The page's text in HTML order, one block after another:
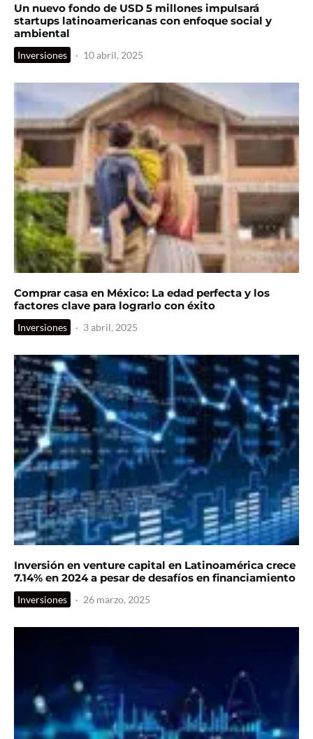
Un nuevo fondo de USD 5 millones impulsará
startups latinoamericanas con enfoque social y
ambiental
Inversiones · 10 abril, 2025
Comprar casa en México: La edad perfecta y los
factores clave para lograrlo con éxito
Inversiones · 3 abril, 2025
Inversión en venture capital en Latinoamérica crece
7.14% en 2024 a pesar de desafíos en financiamiento
Inversiones · 26 marzo, 2025